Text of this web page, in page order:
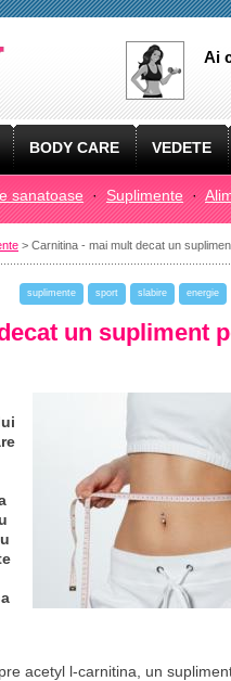
Ai
BODY CARE VEDETE
sanatoase · Suplimente ·
> Carnitina - mai mult decat un
suplimente sport slabire energie
un supliment
acetyl l-carnitina, un